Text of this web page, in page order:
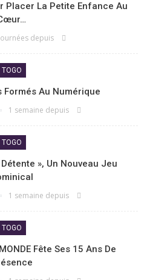
Placer La Petite Enfance Au
depuis
TOGO
Formés Au Numérique
1 semaine depuis
TOGO
», Un Nouveau Jeu
1 semaine depuis
TOGO
Fête Ses 15 Ans De